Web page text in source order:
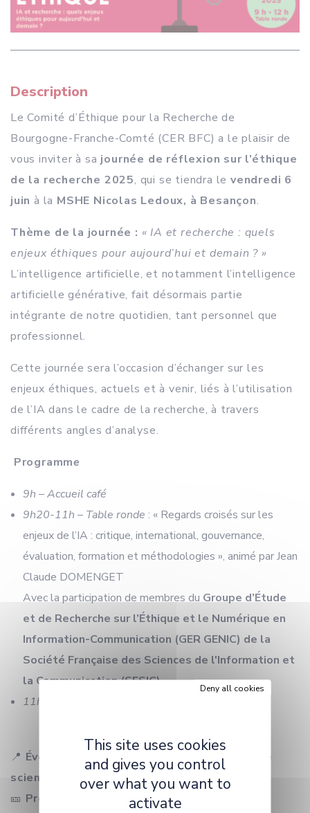
Description
Le Comité d’Éthique pour la Recherche de
Bourgogne-Franche-Comté (CER BFC) a le plaisir de
vous inviter à sa journée de réflexion sur l’éthique
de la recherche 2025, qui se tiendra levendredi 6
juin à la MSHE Nicolas Ledoux, à Besançon.
Thème de la journée : « IA et recherche : quels
enjeux éthiques pour aujourd’hui et demain ? »
L’intelligence artificielle, et notamment l’intelligence
artificielle générative, fait désormais partie
intégrante de notre quotidien, tant personnel que
professionnel.
Cette journée sera l’occasion d’échanger sur les
enjeux éthiques, actuels et à venir, liés à l’utilisation
de l’IA dans le cadre de la recherche, à travers
différents angles d’analyse.
Programme
9h – Accueil café
9h20-11h – Table ronde : « Regards croisés sur les
enjeux de l’IA : critique, international, gouvernance,
évaluation, formation et méthodologies », animé par Jean
Claude DOMENGET
Avec la participation de membres du Groupe d’Étude
et de Recherche sur l’Éthique et le Numérique en
Information-Communication (GER GENIC) de la
Société Française des Sciences de l'Information et
la Communication (SFSIC).
11h-12h – Échanges avec le public
📍 Événement ouvert à toute la communauté
scientifique de Bourgogne-Franche-Comté
🎫 Programme et
inscription gratuite
This site uses cookies
and gives you control
over what you want to
activate
Deny all cookies